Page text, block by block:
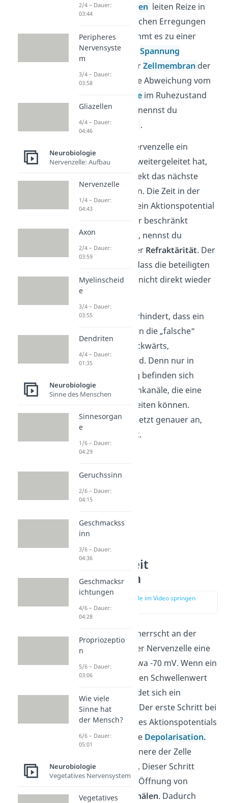
DeineNervenzellen leiten Reize in
Form von elektrischen Erregungen
weiter. Dabei kommt es zu einer
Veränderung der Spannung
) an derZellmembran der
Nervenzelle. Diese Abweichung vom
Zelle im Ruhezustand
Ruhepotential
) nennst du
Aktionspotential
.
Nachdem eine Nervenzelle ein
Aktionspotential weitergeleitet hat,
kann sie nicht direkt das nächste
Signal weiterleiten. Die Zeit in der
eine Nervenzelle ein Aktionspotential
gar nicht oder nur beschränkt
weiterleiten kann, nennst du
Refraktärzeit
oder Refraktärität. Der
Grund dafür ist, dass die beteiligten
Ionenkanäle sich nicht direkt wieder
öffnen können.
Dieses Prinzip verhindert, dass ein
Aktionspotential in die „falsche“
Richtung, also rückwärts,
weitergeleitet wird. Denn nur in
Vorwärtsrichtung befinden sich
aktivierbare Ionenkanäle, die eine
Erregung weiterleiten können.
Schauen wir uns jetzt genauer an,
was das bedeutet.
Refraktärzeit
Grundlagen
zur Stelle im Video springen
Im Ruhezustand herrscht an der
Zellmembran einer Nervenzelle eine
Spannung von etwa -70 mV. Wenn ein
Reiz einen gewissen Schwellenwert
überschreitet, bildet sich ein
Aktionspotential. Der erste Schritt bei
der Entstehung des Aktionspotentials
ist die sogenannte Depolarisation.
Dabei wird das Innere der Zelle
positiver geladen. Dieser Schritt
erfolgt durch die Öffnung von
Natriumionenkanälen. Dadurch
2/4 – Dauer:
03:44
Peripheres
Nervensyste
m
3/4 – Dauer:
03:58
Gliazellen
4/4 – Dauer:
04:46
Neurobiologie
Nervenzelle: Aufbau
Nervenzelle
1/4 – Dauer:
04:43
Axon
2/4 – Dauer:
03:59
Myelinscheid
e
3/4 – Dauer:
03:55
Dendriten
4/4 – Dauer:
01:35
Neurobiologie
Sinne des Menschen
Sinnesorgan
e
1/6 – Dauer:
04:29
Geruchssinn
2/6 – Dauer:
04:15
Geschmackss
inn
3/6 – Dauer:
04:36
Geschmacksr
ichtungen
4/6 – Dauer:
04:28
Propriozeptio
n
5/6 – Dauer:
03:06
Wie viele
Sinne hat
der Mensch?
6/6 – Dauer:
05:01
Neurobiologie
Vegetatives Nervensystem
Vegetatives